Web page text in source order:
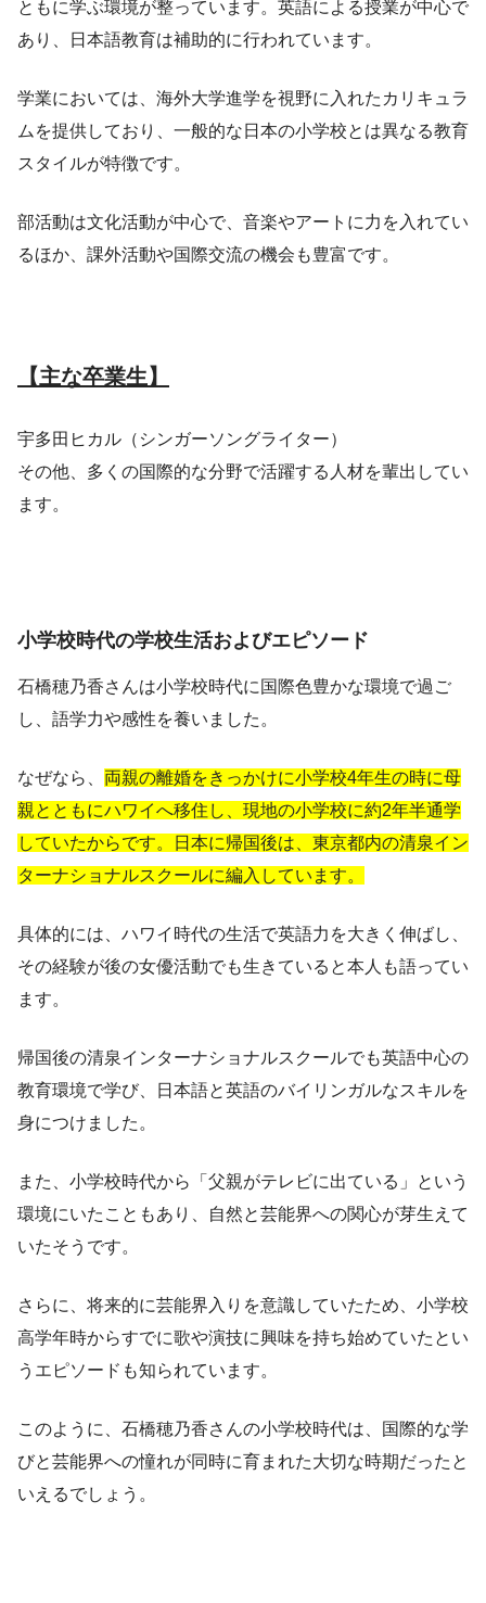
ともに学ぶ環境が整っています。英語による授業が中心で
あり、日本語教育は補助的に行われています。
学業においては、海外大学進学を視野に入れたカリキュラ
ムを提供しており、一般的な日本の小学校とは異なる教育
スタイルが特徴です。
部活動は文化活動が中心で、音楽やアートに力を入れてい
るほか、課外活動や国際交流の機会も豊富です。
【主な卒業生】
宇多田ヒカル（シンガーソングライター）
その他、多くの国際的な分野で活躍する人材を輩出してい
ます。
小学校時代の学校生活およびエピソード
石橋穂乃香さんは小学校時代に国際色豊かな環境で過ご
し、語学力や感性を養いました。
なぜなら、 両親の離婚をきっかけに小学校4年生の時に母
親とともにハワイへ移住し、現地の小学校に約2年半通学
していたからです。日本に帰国後は、東京都内の清泉イン
ターナショナルスクールに編入しています。
具体的には、ハワイ時代の生活で英語力を大きく伸ばし、
その経験が後の女優活動でも生きていると本人も語ってい
ます。
帰国後の清泉インターナショナルスクールでも英語中心の
教育環境で学び、日本語と英語のバイリンガルなスキルを
身につけました。
また、小学校時代から「父親がテレビに出ている」という
環境にいたこともあり、自然と芸能界への関心が芽生えて
いたそうです。
さらに、将来的に芸能界入りを意識していたため、小学校
高学年時からすでに歌や演技に興味を持ち始めていたとい
うエピソードも知られています。
このように、石橋穂乃香さんの小学校時代は、国際的な学
びと芸能界への憧れが同時に育まれた大切な時期だったと
いえるでしょう。